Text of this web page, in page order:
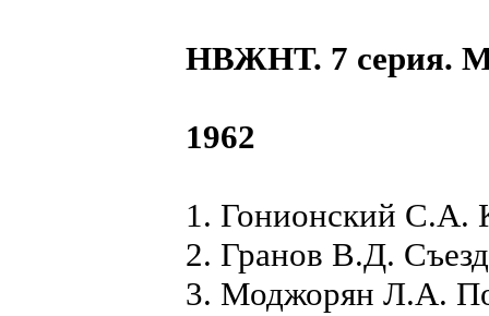
НВЖНТ. 7 серия.
1962
1. Гонионский С.А.
2. Гранов В.Д.
3. Моджорян Л.А.